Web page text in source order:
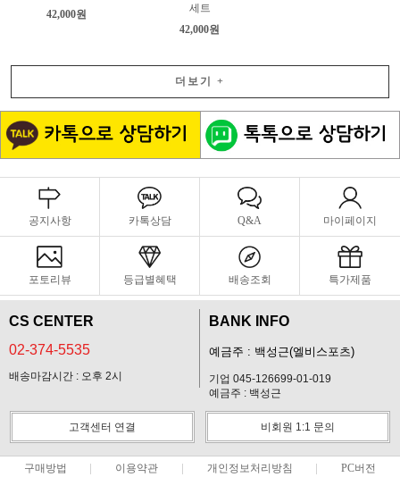
42,000원
세트
42,000원
더보기 +
공지사항 카톡상담 Q&A 마이페이지
포토리뷰 등급별혜택 배송조회 특가제품
CS CENTER
02-374-5535
배송마감시간 : 오후 2시
BANK INFO
예금주 : 백성근(엘비스포츠)
기업 045-126699-01-019
예금주 : 백성근
고객센터 연결 비회원 1:1 문의
구매방법 이용약관 개인정보처리방침 PC버전